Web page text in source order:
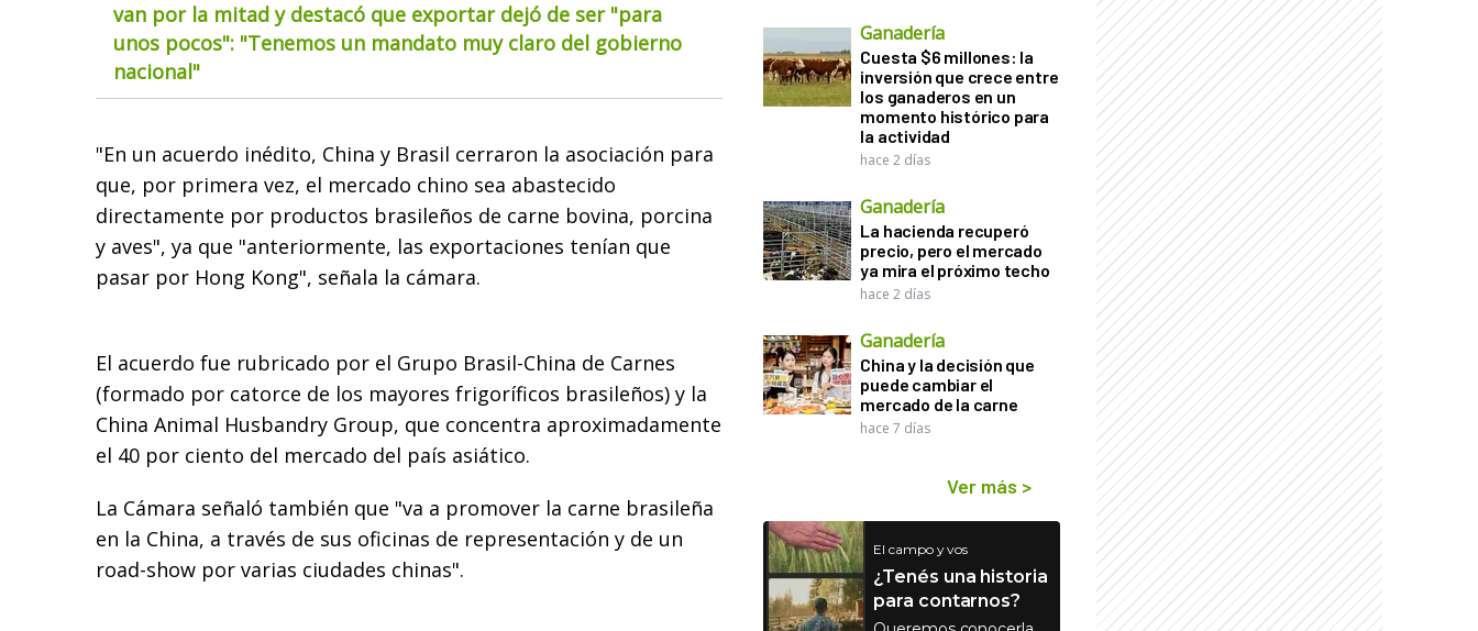
van por la mitad y destacó que exportar dejó de ser "para
unos pocos": "Tenemos un mandato muy claro del gobierno
nacional"
"En un acuerdo inédito, China y Brasil cerraron la asociación para
que, por primera vez, el mercado chino sea abastecido
directamente por productos brasileños de carne bovina, porcina
y aves", ya que "anteriormente, las exportaciones tenían que
pasar por Hong Kong", señala la cámara.
El acuerdo fue rubricado por el Grupo Brasil-China de Carnes
(formado por catorce de los mayores frigoríficos brasileños) y la
China Animal Husbandry Group, que concentra aproximadamente
el 40 por ciento del mercado del país asiático.
La Cámara señaló también que "va a promover la carne brasileña
en la China, a través de sus oficinas de representación y de un
road-show por varias ciudades chinas".
Ganadería
Cuesta $6 millones: la
inversión que crece entre
los ganaderos en un
momento histórico para
la actividad
hace 2 días
Ganadería
La hacienda recuperó
precio, pero el mercado
ya mira el próximo techo
hace 2 días
Ganadería
China y la decisión que
puede cambiar el
mercado de la carne
hace 7 días
Ver más >
El campo y vos
¿Tenés una historia
para contarnos?